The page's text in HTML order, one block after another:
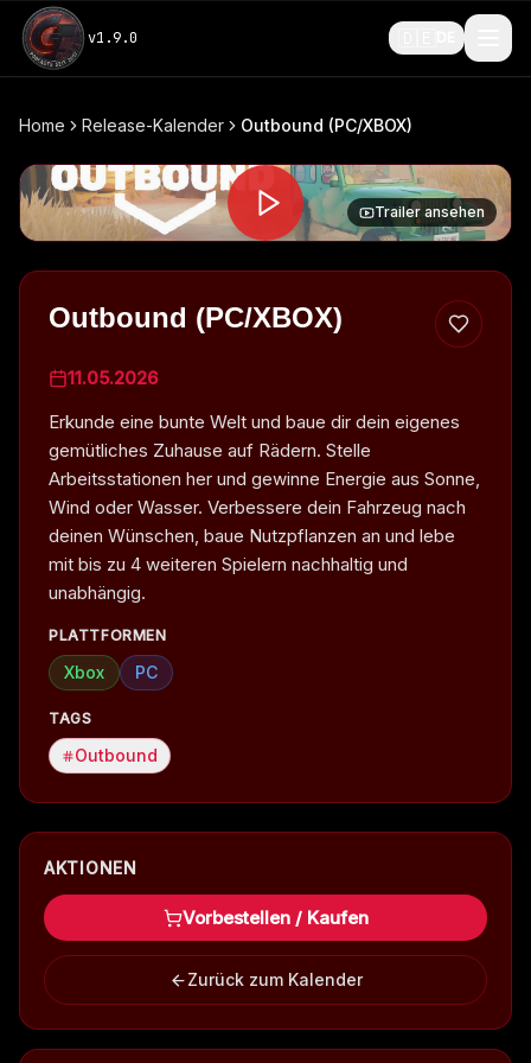
v1.9.0
Home Release-Kalender Outbound (PC/XBOX)
Trailer ansehen
Outbound (PC/XBOX)
11.05.2026
Erkunde eine bunte Welt und baue dir dein eigenes
gemütliches Zuhause auf Rädern. Stelle
Arbeitsstationen her und gewinne Energie aus Sonne,
Wind oder Wasser. Verbessere dein Fahrzeug nach
deinen Wünschen, baue Nutzpflanzen an und lebe
mit bis zu 4 weiteren Spielern nachhaltig und
unabhängig.
PLATTFORMEN
Xbox PC
TAGS
Outbound
AKTIONEN
Vorbestellen / Kaufen
Zurück zum Kalender